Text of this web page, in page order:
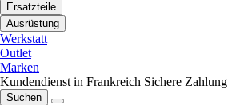
Ersatzteile
Ausrüstung
Werkstatt
Outlet
Marken
Kundendienst in Frankreich Sichere Zahlung
Suchen